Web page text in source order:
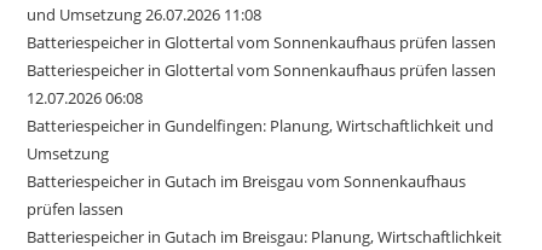
und Umsetzung 26.07.2026 11:08
Batteriespeicher in Glottertal vom Sonnenkaufhaus prüfen lassen
Batteriespeicher in Glottertal vom Sonnenkaufhaus prüfen lassen
12.07.2026 06:08
Batteriespeicher in Gundelfingen: Planung, Wirtschaftlichkeit und
Umsetzung
Batteriespeicher in Gutach im Breisgau vom Sonnenkaufhaus
prüfen lassen
Batteriespeicher in Gutach im Breisgau: Planung, Wirtschaftlichkeit